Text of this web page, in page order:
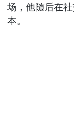
场，他随后在
本。